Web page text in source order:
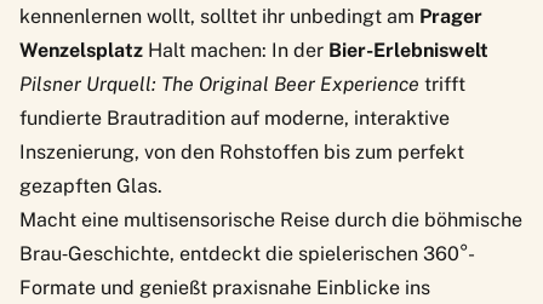
kennenlernen wollt, solltet ihr unbedingt am Prager
Wenzelsplatz Halt machen: In der Bier-Erlebniswelt
Pilsner Urquell: The Original Beer Experience trifft
fundierte Brautradition auf moderne, interaktive
Inszenierung, von den Rohstoffen bis zum perfekt
gezapften Glas.
Macht eine multisensorische Reise durch die böhmische
Brau‑Geschichte, entdeckt die spielerischen 360°-
Formate und genießt praxisnahe Einblicke ins